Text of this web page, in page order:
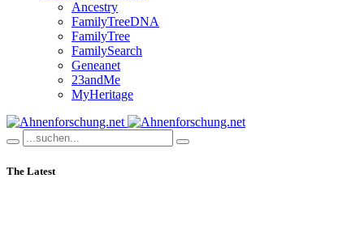
Ancestry
FamilyTreeDNA
FamilyTree
FamilySearch
Geneanet
23andMe
MyHeritage
The Latest